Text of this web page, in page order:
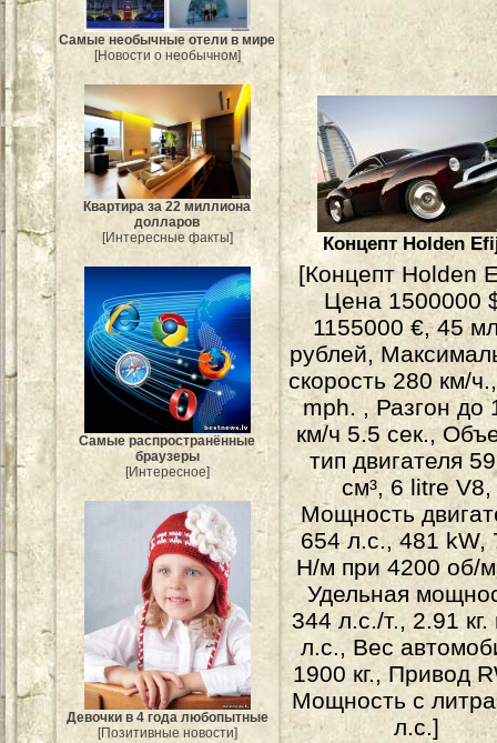
Самые необычные отели в мире
[Новости о необычном]
Квартира за 22 миллиона
долларов
[Интересные факты]
Самые распространённые
браузеры
[Интересное]
Девочки в 4 года любопытные
[Позитивные новости]
Концепт Holden
[Концепт Holden
Цена 1500000
1155000 €, 45
рублей,
скорость 280 км/
mph. , Разгон до
км/ч 5.5 сек.,
тип двигателя
см³, 6 litre V8,
Мощность
654 л.с., 481 kW,
Н/м при 4200 об/
Удельная
344 л.с./т., 2.91 кг.
л.с., Вес
1900 кг., Привод
Мощность с
л.с.]